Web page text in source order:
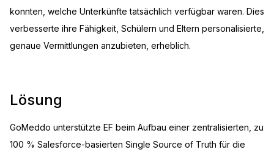
konnten, welche Unterkünfte tatsächlich verfügbar waren. Dies
verbesserte ihre Fähigkeit, Schülern und Eltern personalisierte,
genaue Vermittlungen anzubieten, erheblich.
Lösung
GoMeddo unterstützte EF beim Aufbau einer zentralisierten, zu
100 % Salesforce-basierten Single Source of Truth für die